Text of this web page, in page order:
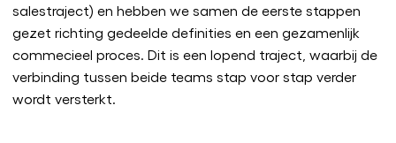
salestraject) en hebben we samen de eerste stappen
gezet richting gedeelde definities en een gezamenlijk
commecieel proces. Dit is een lopend traject, waarbij de
verbinding tussen beide teams stap voor stap verder
wordt versterkt.